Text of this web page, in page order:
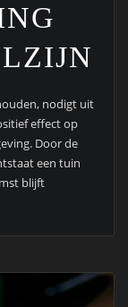
nodigt uit
effect op
Door de
een tuin
blijft